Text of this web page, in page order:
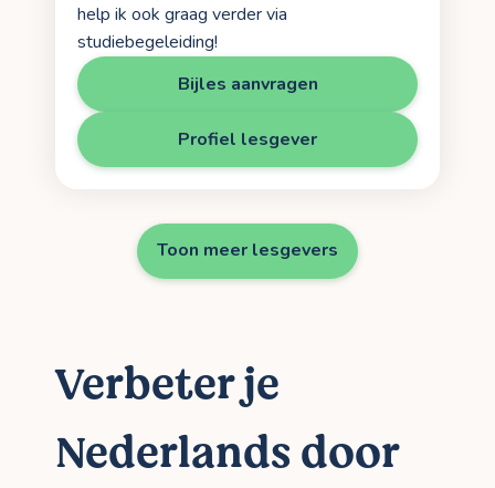
help ik ook graag verder via
studiebegeleiding!
Bijles aanvragen
Profiel lesgever
Toon meer lesgevers
Verbeter je
Nederlands door